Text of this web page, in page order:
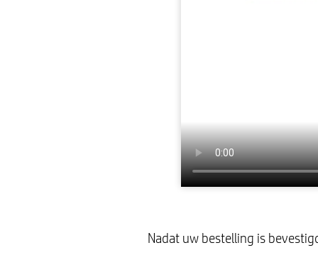
Nadat uw bestelling is